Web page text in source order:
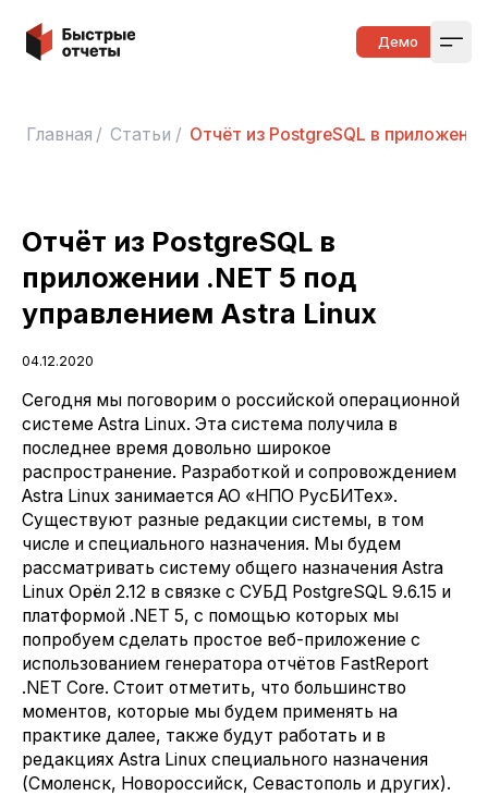
Быстрые отчеты Демо
Главная / Статьи / Отчёт из PostgreSQL в
Отчёт из PostgreSQL в
приложении .NET 5 под
управлением Astra Linux
04.12.2020
Сегодня мы поговорим о российской операционной
системе Astra Linux. Эта система получила в
последнее время довольно широкое
распространение. Разработкой и сопровождением
Astra Linux занимается АО «НПО РусБИТех».
Существуют разные редакции системы, в том
числе и специального назначения. Мы будем
рассматривать систему общего назначения Astra
Linux Орёл 2.12 в связке с СУБД PostgreSQL 9.6.15 и
платформой .NET 5, с помощью которых мы
попробуем сделать простое веб-приложение с
использованием генератора отчётов FastReport
.NET Core. Стоит отметить, что большинство
моментов, которые мы будем применять на
практике далее, также будут работать и в
редакциях Astra Linux специального назначения
(Смоленск, Новороссийск, Севастополь и других).